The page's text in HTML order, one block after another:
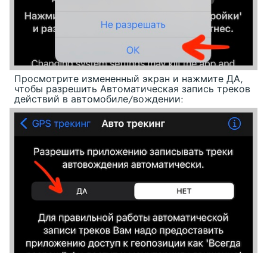
Просмотрите измененный экран и нажмите ДА,
чтобы разрешить Автоматическая запись треков
действий в автомобиле/вождении: